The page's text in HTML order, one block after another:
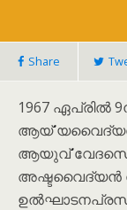
Share
1967 ഏപ്രിൽ
അഷ്ടവൈദ്യൻ